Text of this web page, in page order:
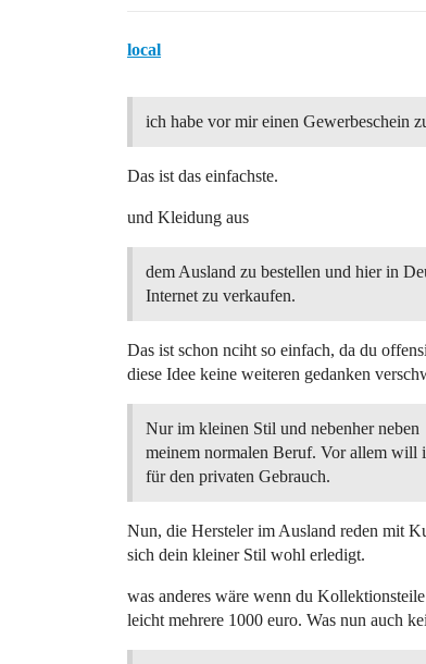
local
ich habe vor mir einen Gewerbeschein
Das ist das einfachste.
und Kleidung aus
dem Ausland zu bestellen und hier in
Internet zu verkaufen.
Das ist schon nciht so einfach, da du
diese Idee keine weiteren gedanken
Nur im kleinen Stil und nebenher neben
meinem normalen Beruf. Vor allem will
für den privaten Gebrauch.
Nun, die Hersteler im Ausland reden mit
sich dein kleiner Stil wohl erledigt.
was anderes wäre wenn du
leicht mehrere 1000 euro. Was nun auch